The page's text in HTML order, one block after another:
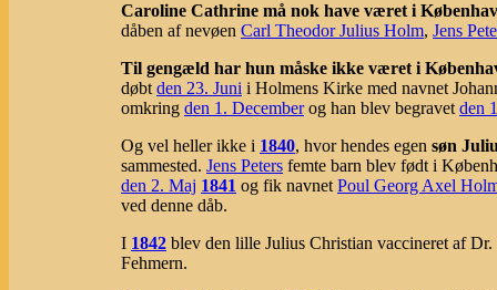
Caroline Cathrine må nok have været i
dåben af nevøen Carl Theodor Julius Holm, Jens
Til gengæld har hun måske ikke været i
døbt den 23. Juni i Holmens Kirke med navnet
omkring den 1. Decemberog han blev begravet den
Og vel heller ikke i 1840, hvor hendes egen søn
sammested. Jens Peters femte barn blev født i
den 2. Maj 1841 og fik navnet Poul Georg Axel
ved denne dåb.
I 1842 blev den lille Julius Christian vaccineret af
Fehmern.